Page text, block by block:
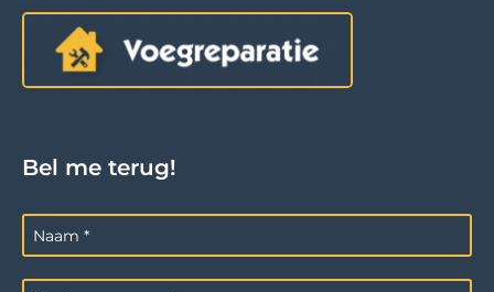
Bel me terug!